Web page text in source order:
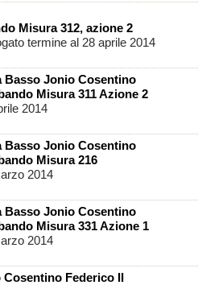
Misura 312, azione 2
termine al 28 aprile 2014
Basso Jonio Cosentino
Misura 311 Azione 2
2014
Basso Jonio Cosentino
Misura 216
2014
Basso Jonio Cosentino
Misura 331 Azione 1
2014
Federico II